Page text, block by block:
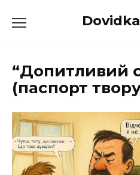
до
“Допитливий
(паспорт